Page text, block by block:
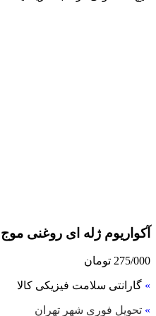
آکواریوم ژله ای روغنی
275/000 تومان
» گارانتی سلامت فیزیکی کالا
» تحویل فوری شهر تهران